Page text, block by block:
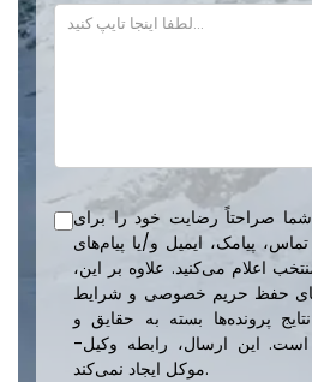
شما صراحتاً رضایت خود را برای
پیامک، ایمیل و/یا پیام‌های
اعلام می‌کنید. علاوه بر این،
حفظ حریم خصوصی و شرایط
پرونده‌ها بسته به حقایق و
این ارسال، رابطه وکیل-
موکل ایجاد نمی‌کند.